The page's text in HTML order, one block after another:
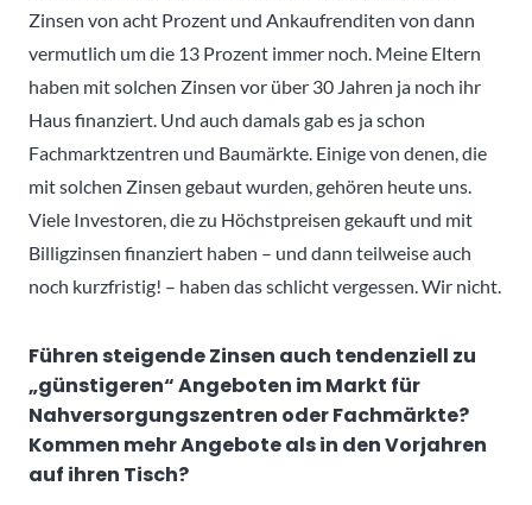
Zinsen von acht Prozent und Ankaufrenditen von dann
vermutlich um die 13 Prozent immer noch. Meine Eltern
haben mit solchen Zinsen vor über 30 Jahren ja noch ihr
Haus finanziert. Und auch damals gab es ja schon
Fachmarktzentren und Baumärkte. Einige von denen, die
mit solchen Zinsen gebaut wurden, gehören heute uns.
Viele Investoren, die zu Höchstpreisen gekauft und mit
Billigzinsen finanziert haben – und dann teilweise auch
noch kurzfristig! – haben das schlicht vergessen. Wir nicht.
Führen steigende Zinsen auch tendenziell zu
„günstigeren“ Angeboten im Markt für
Nahversorgungszentren oder Fachmärkte?
Kommen mehr Angebote als in den Vorjahren
auf ihren Tisch?